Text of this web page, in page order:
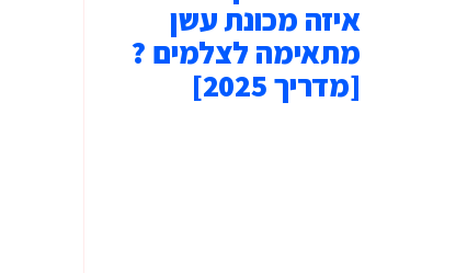
איזה מכונת עשן
מתאימה לצלמים ?
[מדריך 2025]